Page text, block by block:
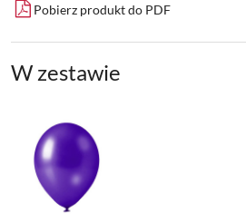
Pobierz produkt do PDF
W zestawie